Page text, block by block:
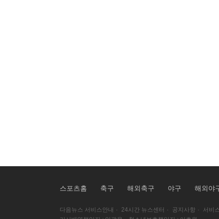
스포츠홈 축구 해외축구 야구 해외야
다음뉴스 서비스안내 · 24시간 뉴스센터 · 공지사항 ·
서비